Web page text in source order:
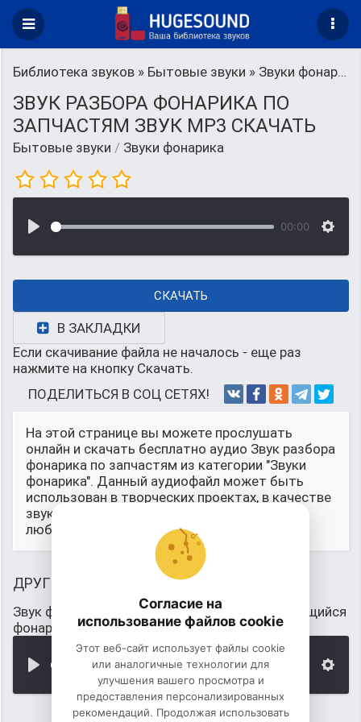
Библиотека звуков » Бытовые звуки » Звуки фонарика
ЗВУК РАЗБОРА ФОНАРИКА ПО
ЗАПЧАСТЯМ ЗВУК MP3 СКАЧАТЬ
Бытовые звуки / Звуки фонарика
00:00
СКАЧАТЬ
В ЗАКЛАДКИ
Если скачивание файла не началось - еще раз
нажмите на кнопку Скачать.
ПОДЕЛИТЬСЯ В СОЦ СЕТЯХ!
На этой странице вы можете прослушать
онлайн и скачать бесплатно аудио Звук разбора
фонарика по запчастям из категории "Звуки
фонарика". Данный аудиофайл может быть
использован в творческих проектах, в качестве
звукового сопровожддения, для монтажа и
любых других целей.
ДРУГИЕ ЗВУКИ
Звук фонарика: динамо (ручной самозаряжающийся
фонарь)
Согласие на
использование файлов cookie
Этот веб-сайт использует файлы cookie
или аналогичные технологии для
улучшения вашего просмотра и
предоставления персонализированных
рекомендаций. Продолжая использовать